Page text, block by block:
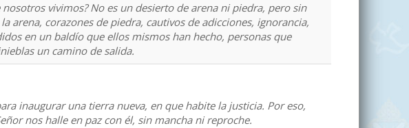
vivimos? No es un desierto de arena ni piedra, pero sin
arena, corazones de piedra, cautivos de adicciones, ignorancia,
en un baldío que ellos mismos han hecho, personas que
un camino de salida.
inaugurar una tierra nueva, en que habite la justicia. Por eso,
nos halle en paz con él, sin mancha ni reproche.